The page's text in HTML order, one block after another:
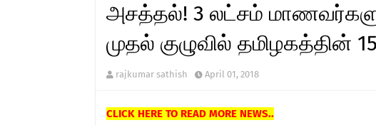
அசத்தல்! 3 லட்சம்
முதல் குழுவில் தமிழகத்தின் 15
rajkumar sathish April 01, 2018
CLICK HERE TO READ MORE NEWS..